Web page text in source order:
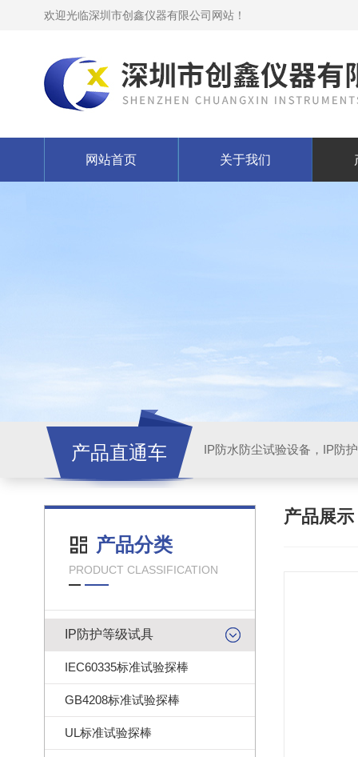
欢迎光临深圳市创鑫仪器有限公司网站！
网站首页 关于我们
产品直通车
产品分类
PRODUCT CLASSIFICATION
IP防护等级试具
IEC60335标准试验探棒
GB4208标准试验探棒
UL标准试验探棒
产品展示